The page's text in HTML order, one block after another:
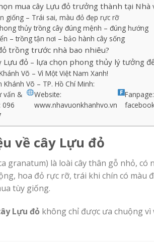
mua cây Lựu đỏ trưởng thành tại Nhà
giống – Trái sai, màu đỏ đẹp rực rỡ
thủy trồng cây đúng mệnh – đúng hướng
– trồng tận nơi – bảo hành cây sống
trồng trước nhà bao nhiêu?
Lựu đỏ – lựa chọn phong thủy lý tưởng
Võ – Vì Một Việt Nam Xanh!
Khánh Võ – TP. Hồ Chí Minh:
vấn &
096
Website:
www.nhavuonkhanhvo.vn
Fanpage:
về cây Lựu đỏ
granatum) là loài cây thân gỗ nhỏ,
hoa đỏ rực rỡ, trái khi chín có
tùy giống.
Lựu đỏ không chỉ được ưa chuộng